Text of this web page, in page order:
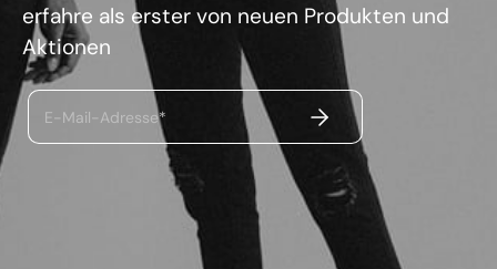
erfahre als erster von neuen Produkten und
Aktionen
E-Mail-Adresse* ABSENDEN